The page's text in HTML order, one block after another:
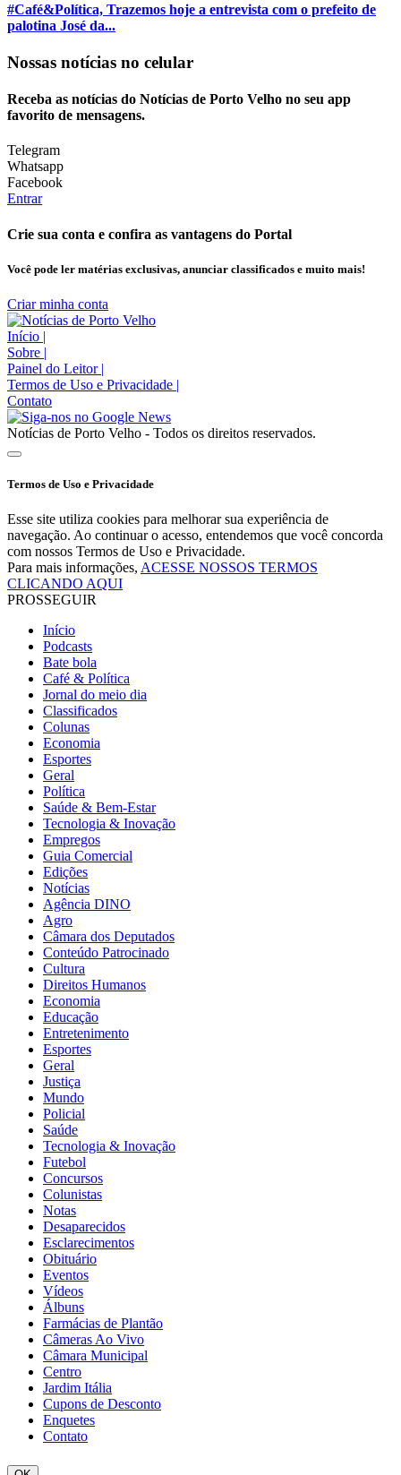
#Café&Política, Trazemos hoje a entrevista com o prefeito de
palotina José da...
Nossas notícias no celular
Receba as notícias do Notícias de Porto Velho no seu app
favorito de mensagens.
Telegram
Whatsapp
Facebook
Entrar
Crie sua conta e confira as vantagens do Portal
Você pode ler matérias exclusivas, anunciar classificados e muito mais!
Criar minha conta
Início |
Sobre |
Painel do Leitor |
Termos de Uso e Privacidade |
Contato
Notícias de Porto Velho - Todos os direitos reservados.
Termos de Uso e Privacidade
Esse site utiliza cookies para melhorar sua experiência de
navegação. Ao continuar o acesso, entendemos que você concorda
com nossos Termos de Uso e Privacidade.
Para mais informações, ACESSE NOSSOS TERMOS
CLICANDO AQUI
PROSSEGUIR
Início
Podcasts
Bate bola
Café & Política
Jornal do meio dia
Classificados
Colunas
Economia
Esportes
Geral
Política
Saúde & Bem-Estar
Tecnologia & Inovação
Empregos
Guia Comercial
Edições
Notícias
Agência DINO
Agro
Câmara dos Deputados
Conteúdo Patrocinado
Cultura
Direitos Humanos
Economia
Educação
Entretenimento
Esportes
Geral
Justiça
Mundo
Policial
Saúde
Tecnologia & Inovação
Futebol
Concursos
Colunistas
Notas
Desaparecidos
Esclarecimentos
Obituário
Eventos
Vídeos
Álbuns
Farmácias de Plantão
Câmeras Ao Vivo
Câmara Municipal
Centro
Jardim Itália
Cupons de Desconto
Enquetes
Contato